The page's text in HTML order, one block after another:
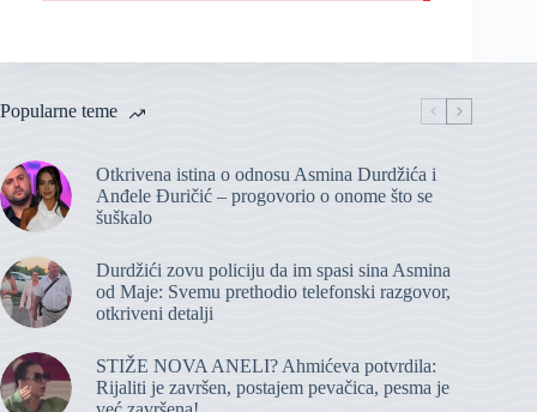
Popularne teme
Otkrivena istina o odnosu Asmina Durdžića i
Anđele Đuričić – progovorio o onome što se
šuškalo
Durdžići zovu policiju da im spasi sina Asmina
od Maje: Svemu prethodio telefonski razgovor,
otkriveni detalji
STIŽE NOVA ANELI? Ahmićeva potvrdila:
Rijaliti je završen, postajem pevačica, pesma je